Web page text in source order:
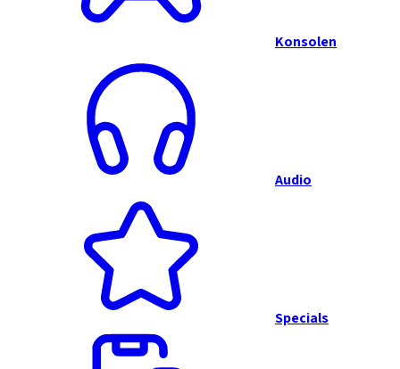
Konsolen
Audio
Specials